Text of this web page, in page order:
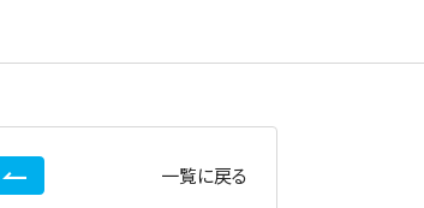
一覧に戻る